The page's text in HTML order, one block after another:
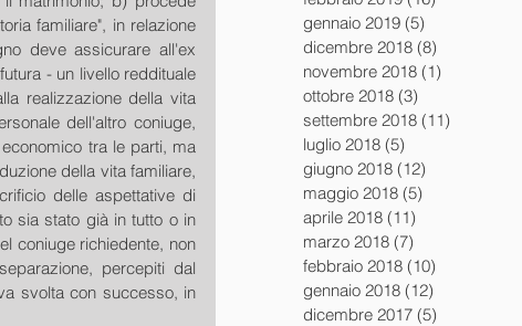
familiare", in relazione
deve assicurare all'ex
- un livello reddituale
realizzazione della vita
dell'altro coniuge,
tra le parti, ma
della vita familiare,
delle aspettative di
sia stato già in tutto o in
coniuge richiedente, non
percepiti dal
svolta con successo, in
gennaio 2019 (5)
dicembre 2018 (8)
novembre 2018 (1)
ottobre 2018 (3)
settembre 2018 (11)
luglio 2018 (5)
giugno 2018 (12)
maggio 2018 (5)
aprile 2018 (11)
marzo 2018 (7)
febbraio 2018 (10)
gennaio 2018 (12)
dicembre 2017 (5)